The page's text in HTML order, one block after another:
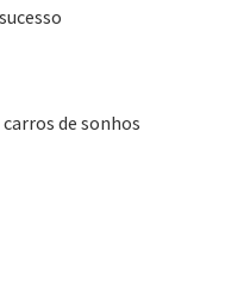
de sonhos